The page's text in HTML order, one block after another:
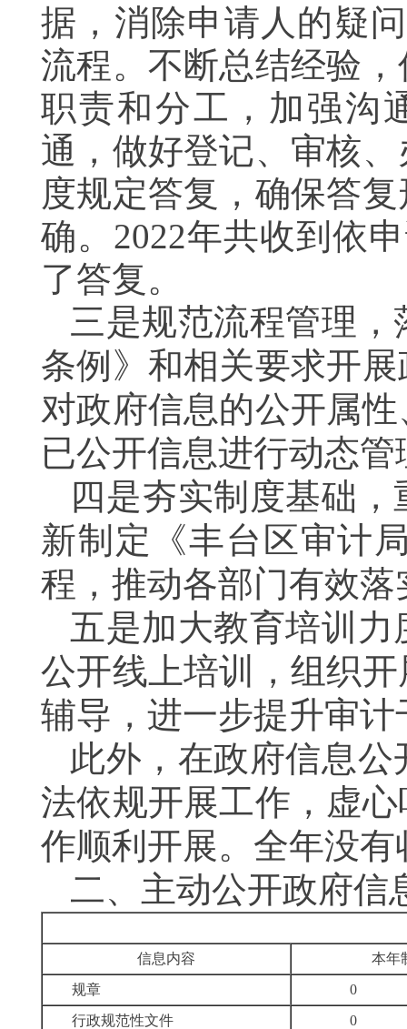
据，消除申请人的疑
流程。不断总结经验
职责和分工，加强沟
通，做好登记、审核
度规定答复，确保答
确。2022年共收到依
了答复。
三是规范流程管理
条例》和相关要求开
对政府信息的公开属
已公开信息进行动态管
四是夯实制度基础
新制定《丰台区审计
程，推动各部门有效
五是加大教育培训
公开线上培训，组织
辅导，进一步提升审
此外，在政府信息
法依规开展工作，虚
作顺利开展。全年没
二、 主动公开政府信
信息内容
本年
规章
0
行政规范性文件
0